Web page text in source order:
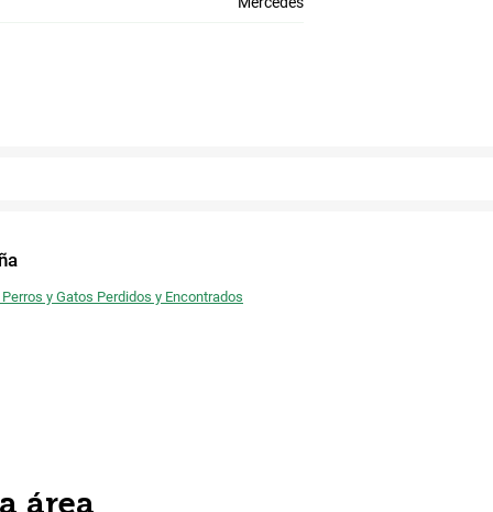
Perros y Gatos Perdidos y Encontrados
área